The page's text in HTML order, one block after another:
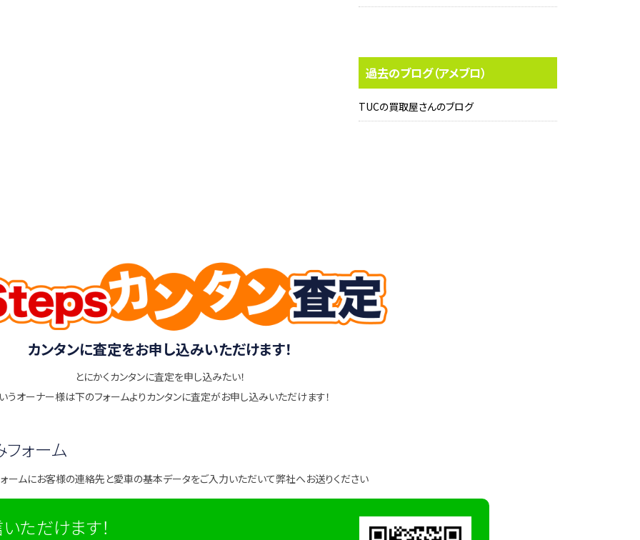
過去のブログ（アメブロ）
TUCの買取屋さんのブログ
カンタンに査定をお申し込みいただけます！
とにかくカンタンに査定を申し込みたい！
うオーナー様は下のフォームよりカンタンに査定がお申し込みいただけます！
ォーム
ームにお客様の連絡先と愛車の基本データをご入力いただいて弊社へお送りください
ただけます！